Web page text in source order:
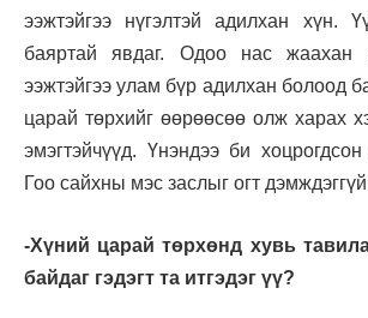
ээжтэйгээ нүгэлтэй адилхан хүн.
баяртай явдаг. Одоо нас жаахан
ээжтэйгээ улам бүр адилхан болоод
царай төрхийг өөрөөсөө олж харах
эмэгтэйчүүд. Үнэндээ би
Гоо сайхны мэс заслыг огт
-Хүний царай төрхөнд хувь
байдаг гэдэгт та итгэдэг үү?